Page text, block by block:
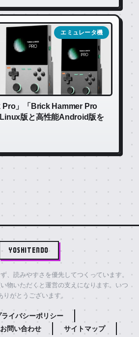
エミュレータ機
Pro」「Brick Hammer Pro
版と高性能Android版を
YOSHITENDO
、読みやすさを優先してつくっています。
物いただくと運営の支えになります。いつ
りがとうございます。
ライバシーポリシー
問い合わせ
サイトマップ